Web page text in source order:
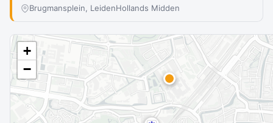
Brugmansplein, LeidenHollands Midden
+
−